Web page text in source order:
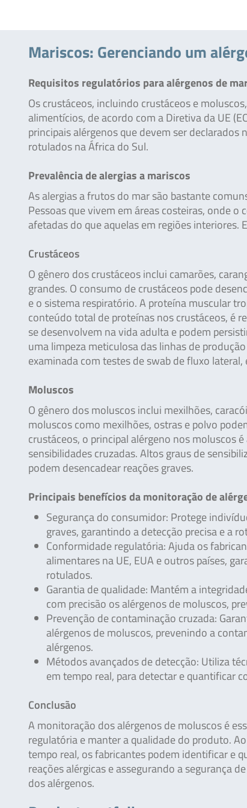
Mariscos: Gerenciando um
Requisitos regulatórios para alérgenos de
Os crustáceos, incluindo crustáceos e
alimentícios, de acordo com a Diretiva da UE
principais alérgenos que devem ser
rotulados na África do Sul.
Prevalência de alergias a mariscos
As alergias a frutos do mar são bastante
Pessoas que vivem em áreas costeiras, onde
afetadas do que aquelas em regiões interiores.
Crustáceos
O gênero dos crustáceos inclui camarões,
grandes. O consumo de crustáceos pode
e o sistema respiratório. A proteína muscular
conteúdo total de proteínas nos crustáceos, é
se desenvolvem na vida adulta e podem
uma limpeza meticulosa das linhas de
examinada com testes de swab de fluxo
Moluscos
O gênero dos moluscos inclui mexilhões,
moluscos como mexilhões, ostras e polvo
crustáceos, o principal alérgeno nos moluscos
sensibilidades cruzadas. Altos graus de
podem desencadear reações graves.
Principais benefícios da monitoração de
Segurança do consumidor: Protege
graves, garantindo a detecção precisa e a
Conformidade regulatória: Ajuda os
alimentares na UE, EUA e outros países,
rotulados.
Garantia de qualidade: Mantém a
com precisão os alérgenos de moluscos,
Prevenção de contaminação cruzada:
alérgenos de moluscos, prevenindo a
alérgenos.
Métodos avançados de detecção: Utiliza
em tempo real, para detectar e quantificar
Conclusão
A monitoração dos alérgenos de moluscos é
regulatória e manter a qualidade do produto.
tempo real, os fabricantes podem identificar e
reações alérgicas e assegurando a segurança
dos alérgenos.